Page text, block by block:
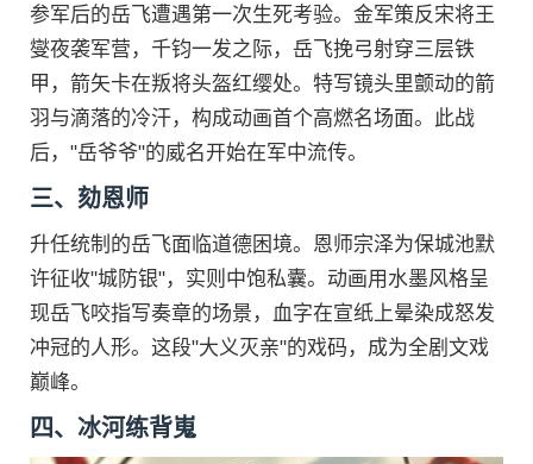
参军后的岳飞遭遇第一次生死考验。金军策反宋将王
燮夜袭军营，千钧一发之际，岳飞挽弓射穿三层铁
甲，箭矢卡在叛将头盔红缨处。特写镜头里颤动的箭
羽与滴落的冷汗，构成动画首个高燃名场面。此战
后，"岳爷爷"的威名开始在军中流传。
三、劾恩师
升任统制的岳飞面临道德困境。恩师宗泽为保城池默
许征收"城防银"，实则中饱私囊。动画用水墨风格呈
现岳飞咬指写奏章的场景，血字在宣纸上晕染成怒发
冲冠的人形。这段"大义灭亲"的戏码，成为全剧文戏
巅峰。
四、冰河练背嵬